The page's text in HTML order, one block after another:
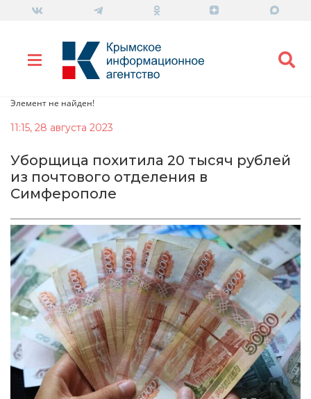
Элемент не найден!
11:15, 28 августа 2023
Уборщица похитила 20 тысяч рублей
из почтового отделения в
Симферополе